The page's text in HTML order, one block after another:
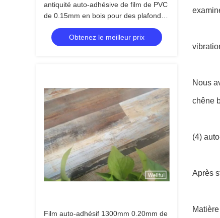
antiquité auto-adhésive de film de PVC
de 0.15mm en bois pour des plafonds
de panneaux de mur
Obtenez le meilleur prix
Film auto-adhésif 1300mm 0.20mm de
Nous
chêne
(4)
Après